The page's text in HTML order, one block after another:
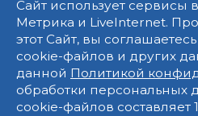
Сайт использует сервисы
Метрика и LiveInternet.
этот Сайт, вы
cookie-файлов и других
данной Политикой
обработки
cookie-файлов составляет